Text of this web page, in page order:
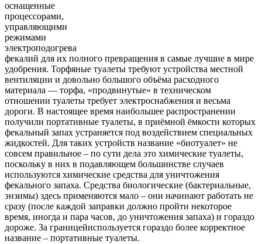
оснащенные
процессорами,
управляющими
режимами
электроподогрева
фекалий для их полного превращения в самые лучшие в мире
удобрения. Торфяные туалеты требуют устройства местной
вентиляции и довольно большого объёма расходного
материала — торфа, «продвинутые» в техническом
отношении туалеты требует электроснабжения и весьма
дороги. В настоящее время наибольшее распространении
получили портативные туалеты, в приёмной ёмкости которых
фекальный запах устраняется под воздействием специальных
жидкостей. Для таких устройств название «биотуалет» не
совсем правильное – по сути дела это химические туалеты,
поскольку в них в подавляющем большинстве случаев
используются химические средства для уничтожения
фекального запаха. Средства биологические (бактериальные,
энзимы) здесь применяются мало – они начинают работать не
сразу (после каждой заправки должно пройти некоторое
время, иногда и пара часов, до уничтожения запаха) и гораздо
дороже. За границейиспользуется гораздо более корректное
название – портативные туалеты.